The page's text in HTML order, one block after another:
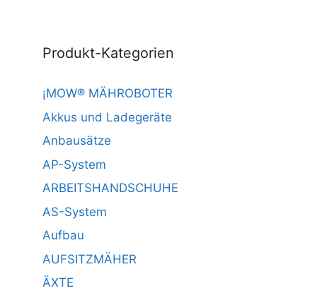
Produkt-Kategorien
¡MOW® MÄHROBOTER
Akkus und Ladegeräte
Anbausätze
AP-System
ARBEITSHANDSCHUHE
AS-System
Aufbau
AUFSITZMÄHER
ÄXTE